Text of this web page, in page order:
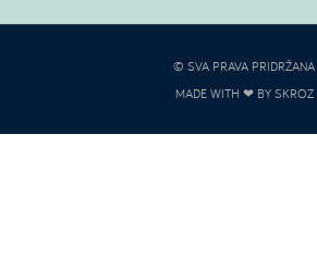
© SVA PRAVA PRIDRŽANA
MADE WITH ❤ BY SKROZ